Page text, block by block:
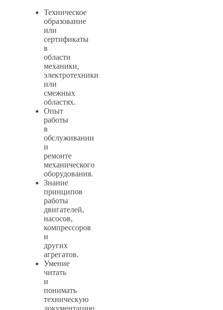
Техническое
образование
или
сертификаты
в
области
механики,
электротехники
или
смежных
областях.
Опыт
работы
в
обслуживании
и
ремонте
механического
оборудования.
Знание
принципов
работы
двигателей,
насосов,
компрессоров
и
других
агрегатов.
Умение
читать
и
понимать
техническую
документацию